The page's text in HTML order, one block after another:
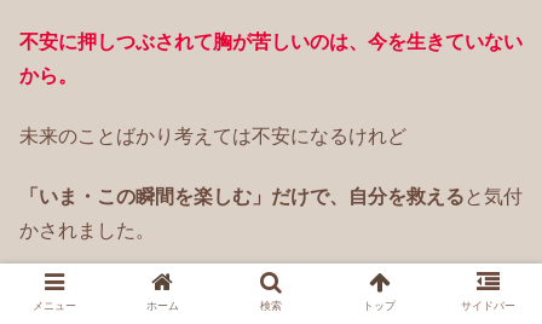
不安に押しつぶされて胸が苦しいのは、今を生きていない
から。
未来のことばかり考えては不安になるけれど
「いま・この瞬間を楽しむ」だけで、自分を救える と気付
かされました。
メニュー ホーム 検索 トップ サイドバー